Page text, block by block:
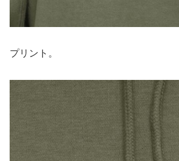
プリント。